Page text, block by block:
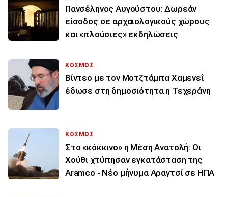
Πανσέληνος Αυγούστου: Δωρεάν
είσοδος σε αρχαιολογικούς χώρους
και «πλούσιες» εκδηλώσεις
ΚΟΣΜΟΣ
Βίντεο με τον Μοτζτάμπα Χαμενεΐ
έδωσε στη δημοσιότητα η Τεχεράνη
ΚΟΣΜΟΣ
Στο «κόκκινο» η Μέση Ανατολή: Οι
Χούθι χτύπησαν εγκατάσταση της
Aramco - Νέο μήνυμα Αραγτσί σε ΗΠΑ